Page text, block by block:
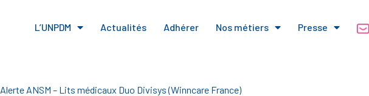
L’UNPDM Actualités Adhérer Nos métiers Presse
Alerte ANSM – Lits médicaux Duo Divisys (Winncare France)